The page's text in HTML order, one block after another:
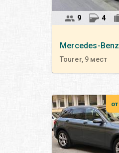
Mercedes-Benz
Tourer, 9 мест
9 4
от